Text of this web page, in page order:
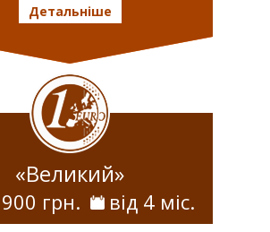
Детальніше
«Великий»
грн. від 4 міс.